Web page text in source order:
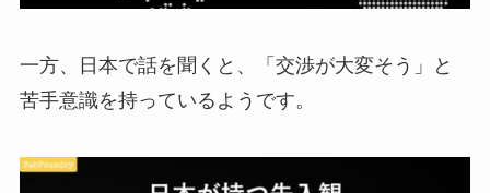
一方、日本で話を聞くと、「交渉が大変そう」と
苦手意識を持っているようです。